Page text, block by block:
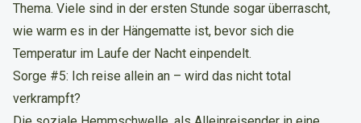
Thema. Viele sind in der ersten Stunde sogar überrascht,
wie warm es in der Hängematte ist, bevor sich die
Temperatur im Laufe der Nacht einpendelt.
Sorge #5: Ich reise allein an – wird das nicht total
verkrampft?